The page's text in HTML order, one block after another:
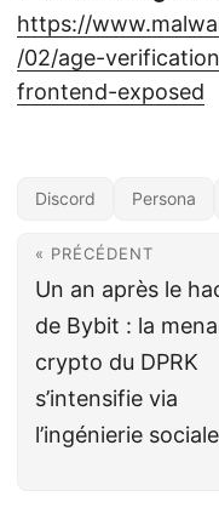
https://
/02/age-
frontend-exposed
Discord Persona
« PRÉCÉDENT
Un an après le
de Bybit : la
crypto du DPRK
s’intensifie via
l’ingénierie sociale